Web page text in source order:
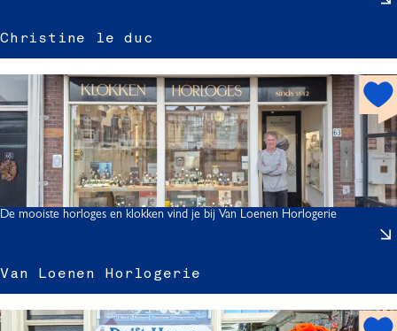
Christine le duc
r
i
s
t
i
l
c
Van Loenen Horlogerie
h
p
t
De mooiste horloges en klokken vind je bij Van Loenen Horlogerie
h